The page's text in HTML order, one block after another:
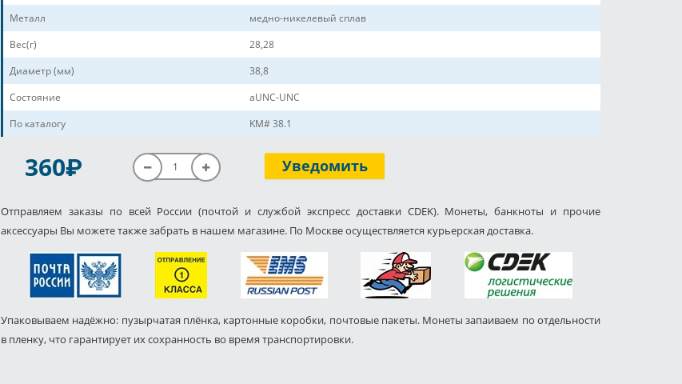
Металл
медно-никелевый сплав
Вес(г)
28,28
Диаметр (мм)
38,8
Состояние
aUNC-UNC
По каталогу
KM# 38.1
360P Уведомить
Отправляем заказы по всей России (почтой и службой экспресс доставки CDEK). Монеты, банкноты и прочие
аксессуары Вы можете также забрать в нашем магазине. По Москве осуществляется курьерская доставка.
Упаковываем надёжно: пузырчатая плёнка, картонные коробки, почтовые пакеты. Монеты запаиваем по отдельности
в пленку, что гарантирует их сохранность во время транспортировки.